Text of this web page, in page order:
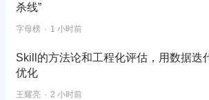
杀线”
字母榜 1 小时前
Skill的方法论和工程化评估，用数据迭
优化
王耀亮 2 小时前